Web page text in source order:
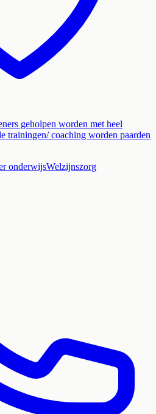
geholpen worden met heel
trainingen/ coaching worden paarden
onderwijsWelzijnszorg